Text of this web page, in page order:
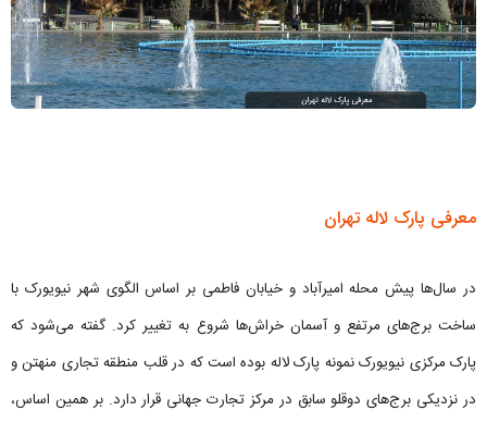
معرفی پارک لاله تهران
در سال‌ها پیش محله امیرآباد و خیابان فاطمی بر اساس الگوی شهر نیویورک با
ساخت برج‌های مرتفع و آسمان خراش‌ها شروع به تغییر کرد. گفته می‌شود که
پارک مرکزی نیویورک نمونه پارک لاله بوده است که در قلب منطقه تجاری منهتن و
در نزدیکی برج‌های دوقلو سابق در مرکز تجارت جهانی قرار دارد. بر همین اساس،